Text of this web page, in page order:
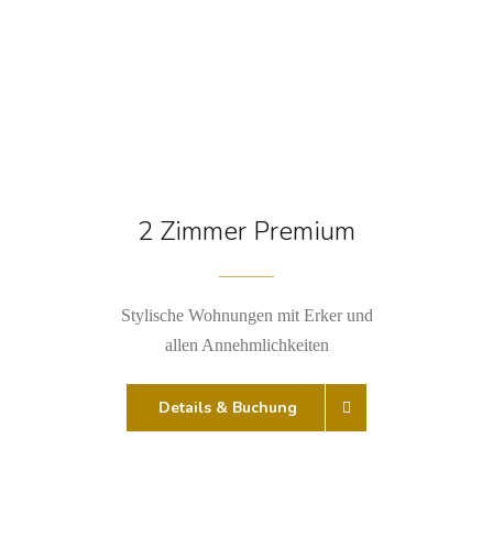
2 Zimmer Premium
Stylische Wohnungen mit Erker und
allen Annehmlichkeiten
Details & Buchung